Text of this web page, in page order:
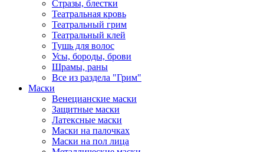
Стразы, блестки
Театральная кровь
Театральный грим
Театральный клей
Тушь для волос
Усы, бороды, брови
Шрамы, раны
Все из раздела "Грим"
Маски
Венецианские маски
Защитные маски
Латексные маски
Маски на палочках
Маски на пол лица